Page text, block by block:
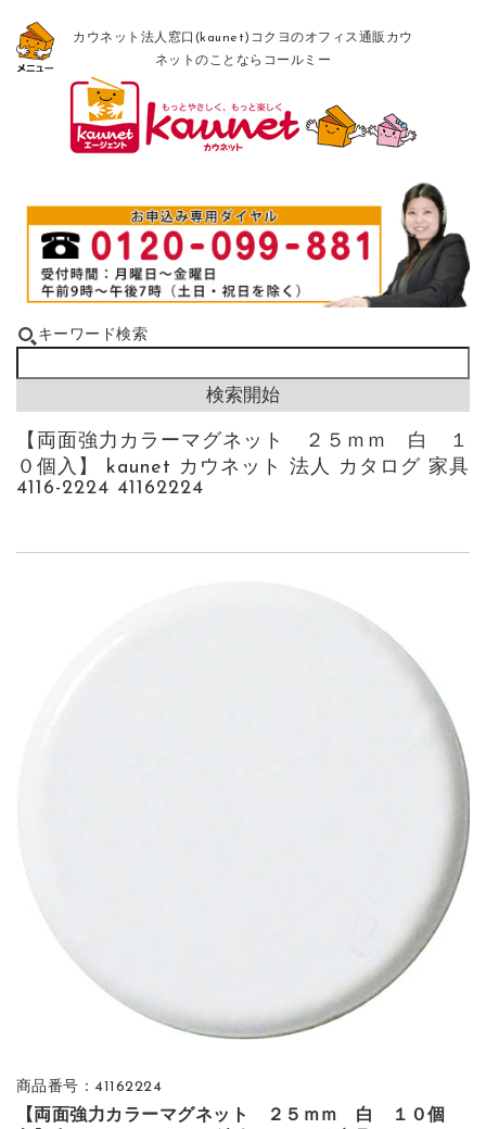
カウネット法人窓口(kaunet)コクヨのオフィス通販カウ
ネットのことならコールミー
キーワード検索
【両面強力カラーマグネット ２５ｍｍ 白 １
０個入】 kaunet カウネット 法人 カタログ 家具
4116-2224 41162224
商品番号：41162224
【両面強力カラーマグネット ２５ｍｍ 白 １０個